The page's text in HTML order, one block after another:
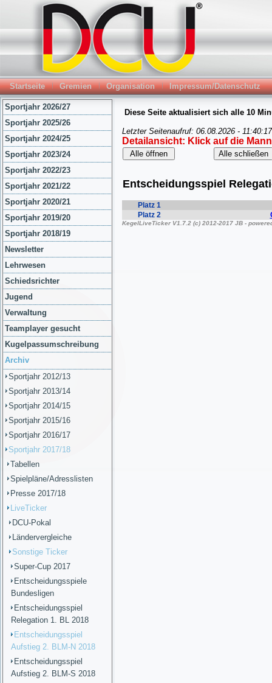
Startseite Gremien Organisation Impressum/Datenschutz
Sportjahr 2026/27
Sportjahr 2025/26
Sportjahr 2024/25
Sportjahr 2023/24
Sportjahr 2022/23
Sportjahr 2021/22
Sportjahr 2020/21
Sportjahr 2019/20
Sportjahr 2018/19
Newsletter
Lehrwesen
Schiedsrichter
Jugend
Verwaltung
Teamplayer gesucht
Kugelpassumschreibung
Archiv
Sportjahr 2012/13
Sportjahr 2013/14
Sportjahr 2014/15
Sportjahr 2015/16
Sportjahr 2016/17
Sportjahr 2017/18
Tabellen
Spielpläne/Adresslisten
Presse 2017/18
LiveTicker
DCU-Pokal
Ländervergleiche
Sonstige Ticker
Super-Cup 2017
Entscheidungsspiele
Bundesligen
Entscheidungsspiel
Relegation 1. BL 2018
Entscheidungsspiel
Aufstieg 2. BLM-N 2018
Entscheidungsspiel
Aufstieg 2. BLM-S 2018